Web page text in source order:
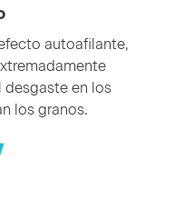
autoafilante,
desgaste en los
los granos.